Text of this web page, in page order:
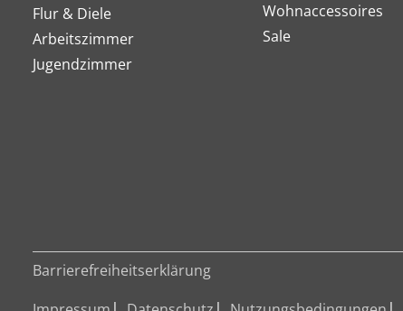
Flur & Diele
Arbeitszimmer
Jugendzimmer
Wohnaccessoires
Sale
Barrierefreiheitserklärung